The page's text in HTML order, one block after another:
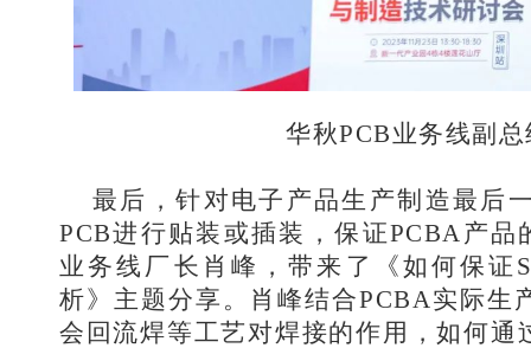
华秋PCB业务线副
最后，针对电子产品生产制造最后
PCB进行贴装或插装，保证PCBA产
业务线厂长肖峰，带来了《如何保证
析》主题分享。肖峰结合PCBA实际生
会回流焊等工艺对焊接的作用，如何通